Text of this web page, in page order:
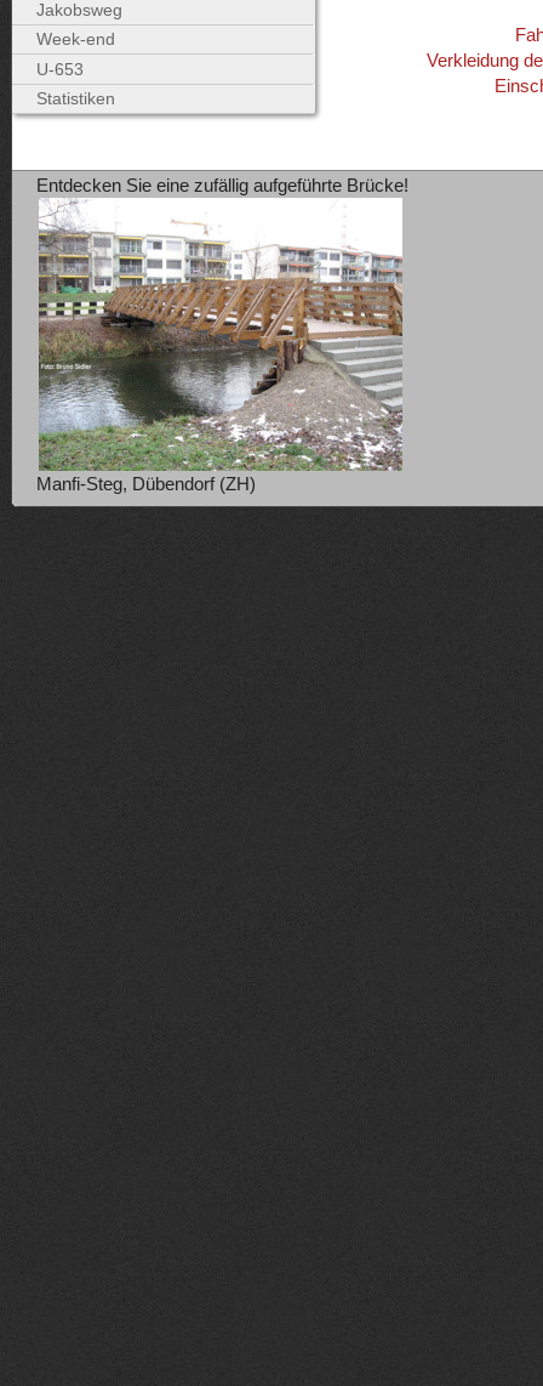
Verkleidung
Jakobsweg
Week-end
U-653
Statistiken
Entdecken Sie eine zufällig aufgeführte Brücke!
Manfi-Steg, Dübendorf (ZH)